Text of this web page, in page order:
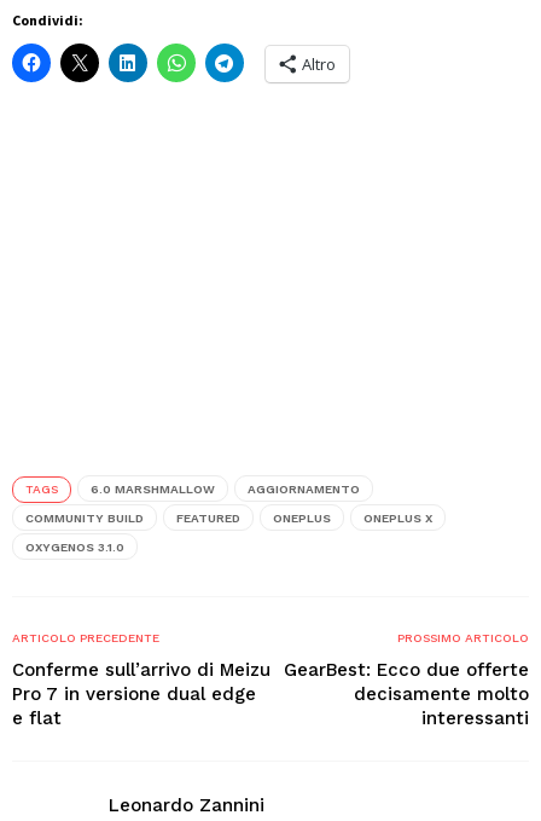
Condividi:
Altro
TAGS 6.0 MARSHMALLOW AGGIORNAMENTO
COMMUNITY BUILD FEATURED ONEPLUS ONEPLUS X
OXYGENOS 3.1.0
ARTICOLO PRECEDENTE
Conferme sull’arrivo di Meizu
Pro 7 in versione dual edge
e flat
PROSSIMO ARTICOLO
GearBest: Ecco due offerte
decisamente molto
interessanti
Leonardo Zannini